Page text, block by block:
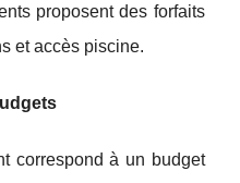
proposent des forfaits
et accès piscine.
correspond à un budget